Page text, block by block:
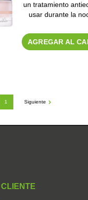
un tratamiento
usar durante la
AGREGAR AL
1 Siguiente